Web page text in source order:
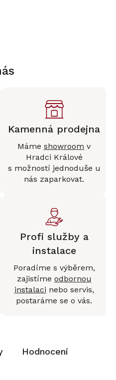
Kamenná prodejna
Máme showroom v
Hradci Králové
s možností jednoduše u
nás zaparkovat.
Profi služby a
instalace
Poradíme s výběrem,
zajistíme odbornou
instalaci nebo servis,
postaráme se o vás.
Hodnocení